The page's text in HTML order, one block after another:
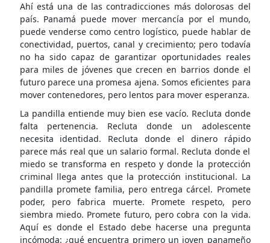
Ahí está una de las contradicciones más dolorosas del
país. Panamá puede mover mercancía por el mundo,
puede venderse como centro logístico, puede hablar de
conectividad, puertos, canal y crecimiento; pero todavía
no ha sido capaz de garantizar oportunidades reales
para miles de jóvenes que crecen en barrios donde el
futuro parece una promesa ajena. Somos eficientes para
mover contenedores, pero lentos para mover esperanza.
La pandilla entiende muy bien ese vacío. Recluta donde
falta pertenencia. Recluta donde un adolescente
necesita identidad. Recluta donde el dinero rápido
parece más real que un salario formal. Recluta donde el
miedo se transforma en respeto y donde la protección
criminal llega antes que la protección institucional. La
pandilla promete familia, pero entrega cárcel. Promete
poder, pero fabrica muerte. Promete respeto, pero
siembra miedo. Promete futuro, pero cobra con la vida.
Aquí es donde el Estado debe hacerse una pregunta
incómoda: ¿qué encuentra primero un joven panameño